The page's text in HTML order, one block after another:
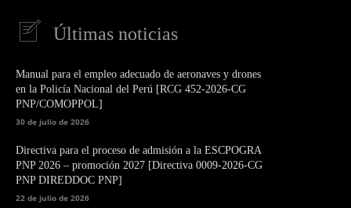
Últimas noticias
Manual para el empleo adecuado de aeronaves y drones
en la Policía Nacional del Perú [RCG 452-2026-CG
PNP/COMOPPOL]
30 de julio de 2026
Directiva para el proceso de admisión a la ESCPOGRA
PNP 2026 – promoción 2027 [Directiva 0009-2026-CG
PNP DIREDDOC PNP]
22 de julio de 2026